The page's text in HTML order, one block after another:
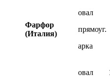
Фарфор
(Италия)
овал
прямоуг.
арка
овал